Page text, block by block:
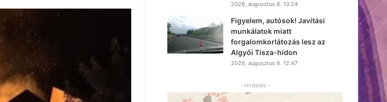
2026, augusztus 6. 13:24
Figyelem, autósok! Javítási
munkálatok miatt
forgalomkorlátozás lesz az
Algyői Tisza-hídon
2026, augusztus 6. 12:47
- Hirdetés -